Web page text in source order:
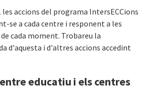
les accions del programa IntersECCions
se a cada centre i responent a les
cada moment. Trobareu la
d'aquesta i d'altres accions accedint
educatiu i els centres